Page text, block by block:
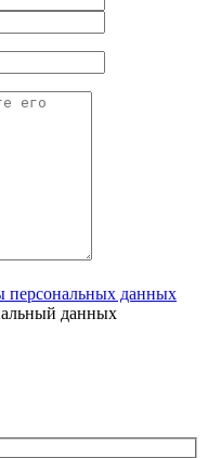
персональных данных
данных